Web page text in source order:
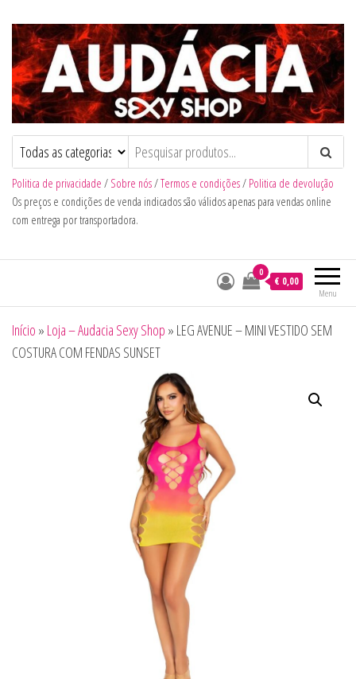
Audacia Sexy Shop
Politica de privacidade / Sobre nós/Termos e condições/ Politica de devolução
Os preços e condições de venda indicados são válidos apenas para vendas online
com entrega por transportadora.
Menu
0
€ 0,00
Início » Loja – Audacia Sexy Shop » LEG AVENUE – MINI VESTIDO SEM
COSTURA COM FENDAS SUNSET